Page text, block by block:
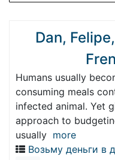
Dan,
Humans usually
consuming meals
infected animal. Yet
approach to
usually more
Возьму деньги в